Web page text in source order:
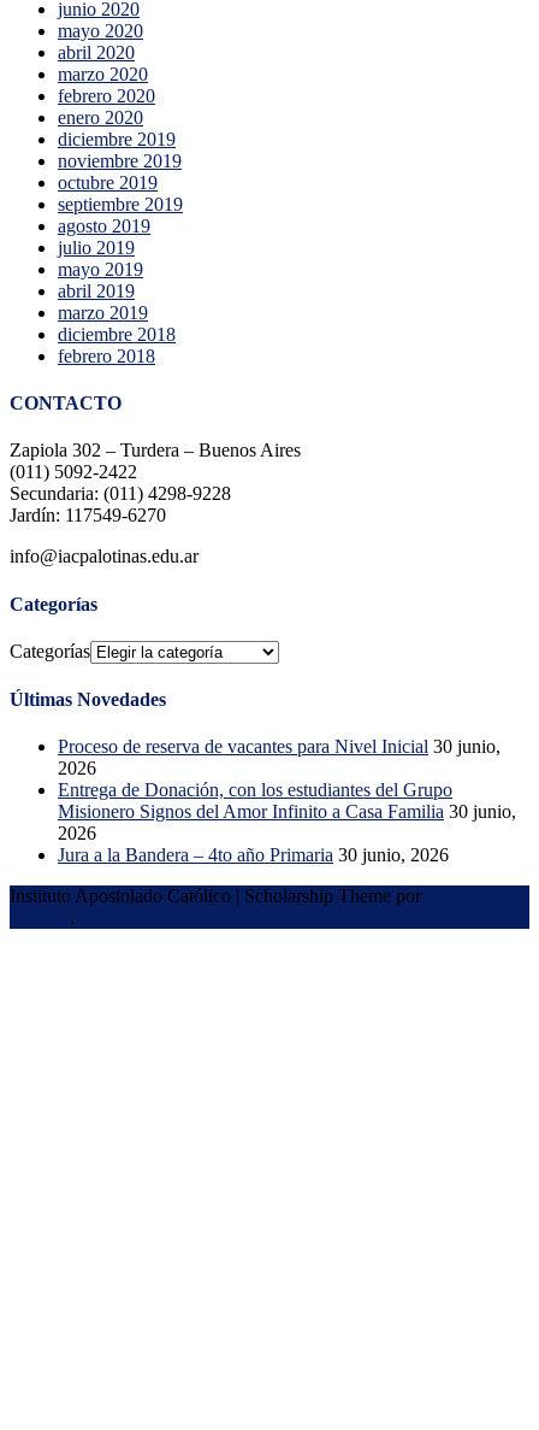
junio 2020
mayo 2020
abril 2020
marzo 2020
febrero 2020
enero 2020
diciembre 2019
noviembre 2019
octubre 2019
septiembre 2019
agosto 2019
julio 2019
mayo 2019
abril 2019
marzo 2019
diciembre 2018
febrero 2018
CONTACTO
Zapiola 302 – Turdera – Buenos Aires
(011) 5092-2422
Secundaria: (011) 4298-9228
Jardín: 117549-6270
info@iacpalotinas.edu.ar
Categorías
Categorías
Últimas Novedades
Proceso de reserva de vacantes para Nivel Inicial 30 junio,
2026
Entrega de Donación, con los estudiantes del Grupo
Misionero Signos del Amor Infinito a Casa Familia 30 junio,
2026
Jura a la Bandera – 4to año Primaria 30 junio, 2026
Instituto Apostolado Católico | Scholarship Theme por
.